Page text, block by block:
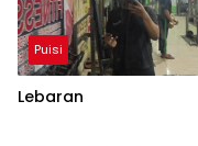
Puisi
Lebaran